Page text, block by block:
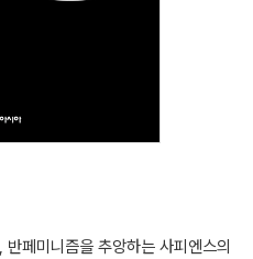
페미니즘을 추앙하는 사피엔스의